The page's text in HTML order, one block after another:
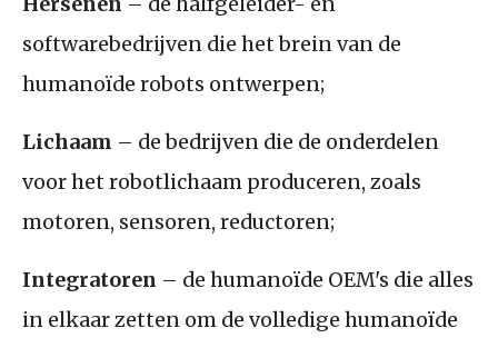
softwarebedrijven die het brein van de
humanoïde robots ontwerpen;
Lichaam – de bedrijven die de onderdelen
voor het robotlichaam produceren, zoals
motoren, sensoren, reductoren;
Integratoren – de humanoïde OEM's die alles
in elkaar zetten om de volledige humanoïde